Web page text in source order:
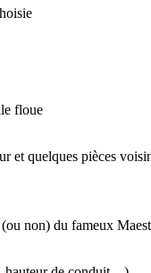
floue
quelques pièces
non) du fameux